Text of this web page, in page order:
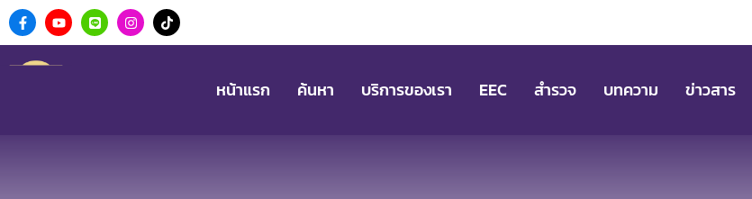
หน้าแรก ค้นหา บริการของเรา EEC สำรวจ บทความ ข่าวสาร